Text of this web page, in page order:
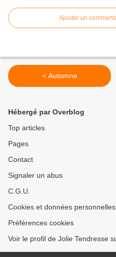
Ajouter un
< Automne
Hébergé par Overblog
Top articles
Pages
Contact
Signaler un abus
C.G.U.
Cookies et données personnelles
Préférences cookies
Voir le profil de Jolie Tendresse